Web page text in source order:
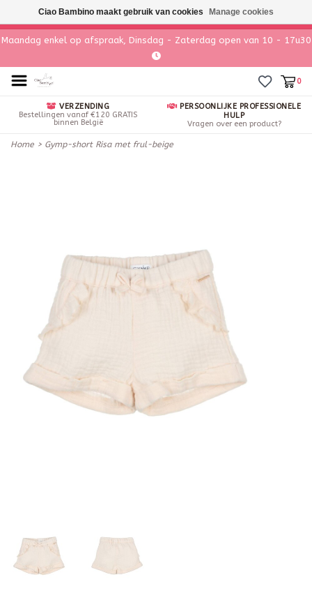
Maandag enkel op afspraak, Dinsdag - Zaterdag open van 10 - 17u30
0
VERZENDING
Bestellingen vanaf €120 GRATIS
binnen België
PERSOONLIJKE PROFESSIONELE
HULP
Vragen over een product?
Home > Gymp-short Risa met frul-beige
Ciao Bambino maakt gebruik van cookies Manage cookies